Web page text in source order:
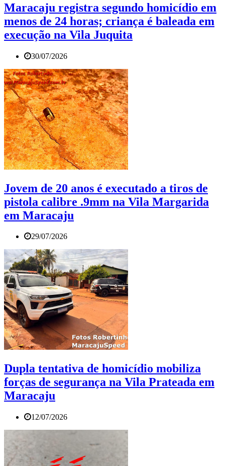
Maracaju registra segundo homicídio em
menos de 24 horas; criança é baleada em
execução na Vila Juquita
30/07/2026
Jovem de 20 anos é executado a tiros de
pistola calibre .9mm na Vila Margarida
em Maracaju
29/07/2026
Dupla tentativa de homicídio mobiliza
forças de segurança na Vila Prateada em
Maracaju
12/07/2026